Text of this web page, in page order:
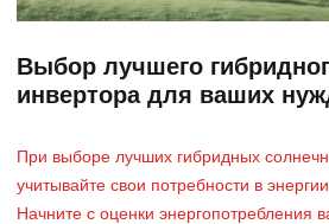
Выбор лучшего
инвертора для ваших
При выборе лучших гибридных
учитывайте свои потребности в
Начните с оценки энергопотребления